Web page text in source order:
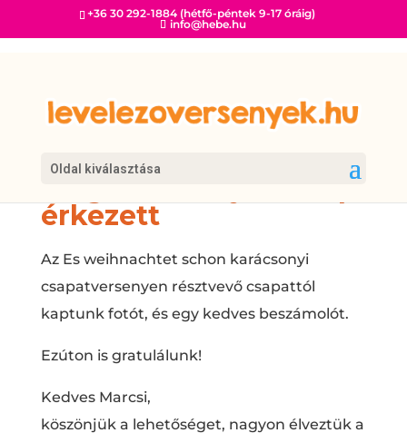
+36 30 292-1884 (hétfő-péntek 9-17 óráig)
info@hebe.hu
Oldal kiválasztása
Küldj egy fotót
magadról! – újabb kép
érkezett
Az Es weihnachtet schon karácsonyi
csapatversenyen résztvevő csapattól
kaptunk fotót, és egy kedves beszámolót.
Ezúton is gratulálunk!
Kedves Marcsi,
köszönjük a lehetőséget, nagyon élveztük a